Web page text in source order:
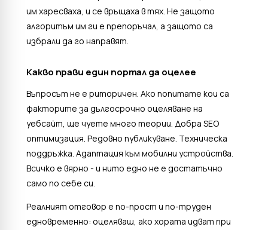
им харесваха, и се връщаха в тях. Не защото
алгоритъм им ги е препоръчал, а защото са
избрали да го направят.
Какво прави един портал да оцелее
Въпросът не е риторичен. Ако попитате кои са
факторите за дългосрочно оцеляване на
уебсайт, ще чуете много теории. Добра SEO
оптимизация. Редовно публикуване. Техническа
поддръжка. Адаптация към мобилни устройства.
Всичко е вярно - и нито едно не е достатъчно
само по себе си.
Реалният отговор е по-прост и по-труден
едновременно: оцеляваш, ако хората идват при